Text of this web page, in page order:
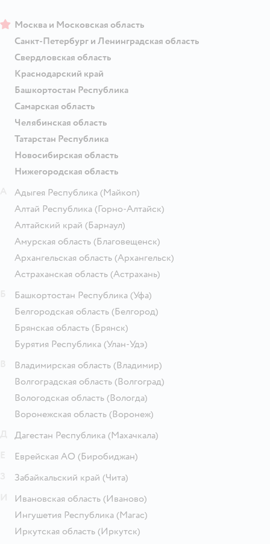
Москва и Московская область
Санкт-Петербург и Ленинградская область
Свердловская область
Краснодарский край
Башкортостан Республика
Самарская область
Челябинская область
Татарстан Республика
Новосибирская область
Нижегородская область
Адыгея Республика (Майкоп)
Алтай Республика (Горно-Алтайск)
Алтайский край (Барнаул)
Амурская область (Благовещенск)
Архангельская область (Архангельск)
Астраханская область (Астрахань)
Башкортостан Республика (Уфа)
Белгородская область (Белгород)
Брянская область (Брянск)
Бурятия Республика (Улан-Удэ)
Владимирская область (Владимир)
Волгоградская область (Волгоград)
Вологодская область (Вологда)
Воронежская область (Воронеж)
Дагестан Республика (Махачкала)
Еврейская АО (Биробиджан)
Забайкальский край (Чита)
Ивановская область (Иваново)
Ингушетия Республика (Магас)
Иркутская область (Иркутск)